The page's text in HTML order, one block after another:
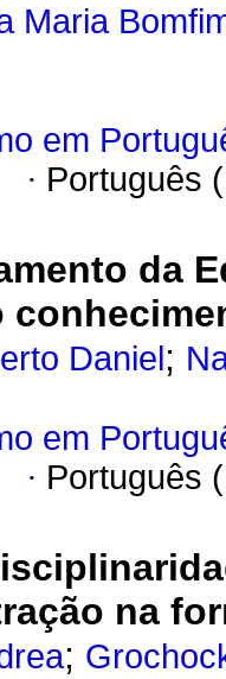
Maria
em
· Português
da
Daniel ;
em
· Português
na
;